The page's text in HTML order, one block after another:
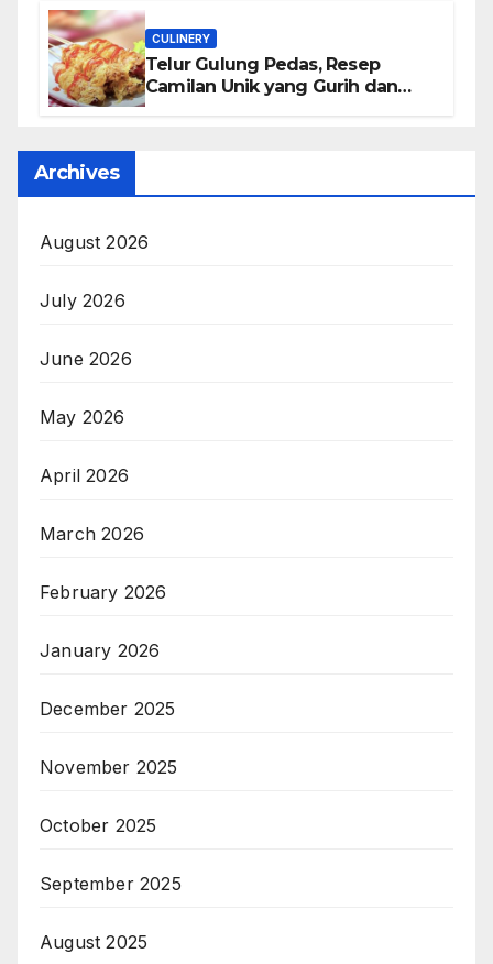
CULINERY
Telur Gulung Pedas, Resep
Camilan Unik yang Gurih dan
Archives
August 2026
July 2026
June 2026
May 2026
April 2026
March 2026
February 2026
January 2026
December 2025
November 2025
October 2025
September 2025
August 2025